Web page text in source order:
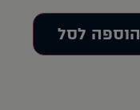
הוספה לסל